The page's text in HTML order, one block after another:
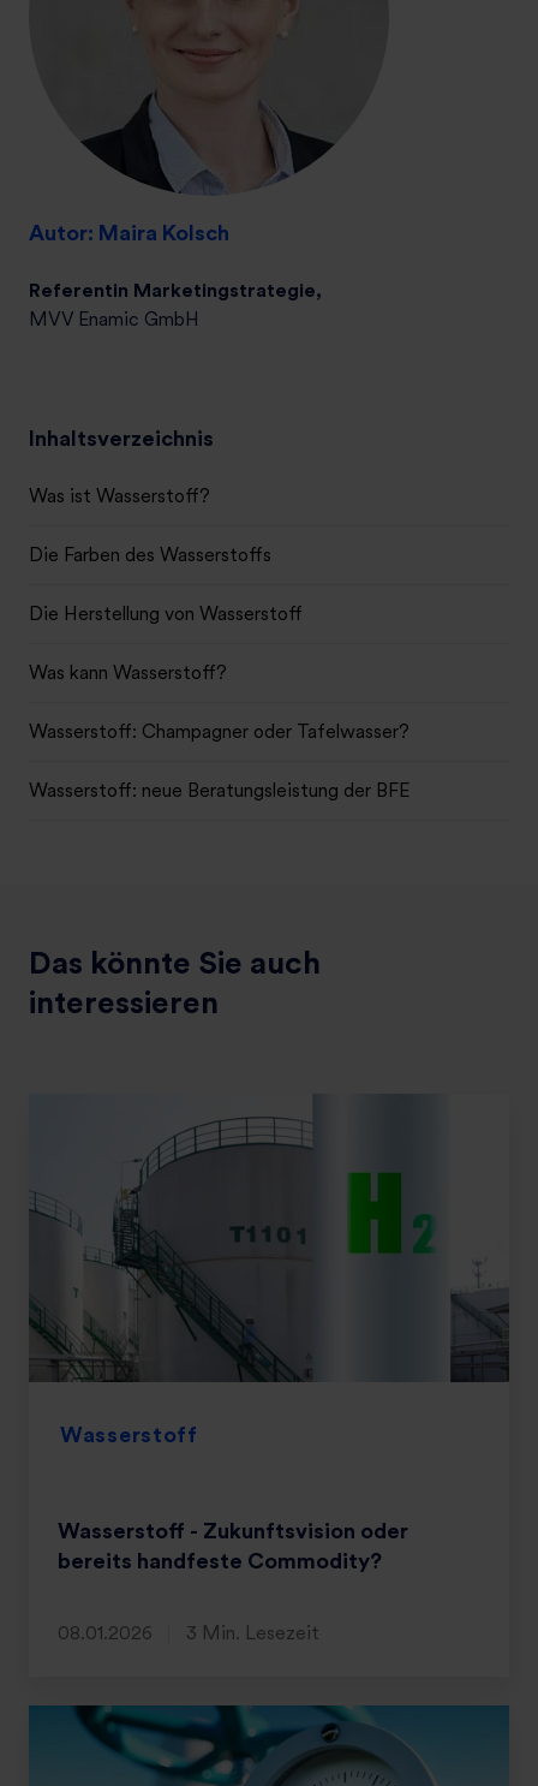
Autor: Maira Kolsch
Referentin Marketing­strategie,
MVV Enamic GmbH
Inhaltsverzeichnis
Was ist Wasserstoff?
Die Farben des Wasserstoffs
Die Herstellung von Wasserstoff
Was kann Wasserstoff?
Wasserstoff: Champagner oder Tafelwasser?
Wasserstoff: neue Beratungsleistung der BFE
Das könnte Sie auch
interessieren
Wasserstoff
Wasserstoff - Zukunftsvision oder
bereits handfeste Commodity?
08.01.2026 3 Min. Lesezeit